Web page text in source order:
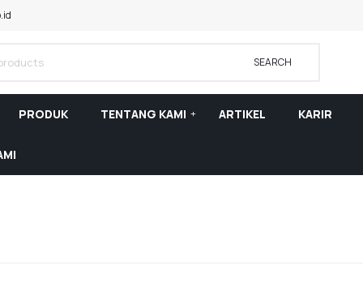
SEARCH
PRODUK TENTANG KAMI ARTIKEL KARIR